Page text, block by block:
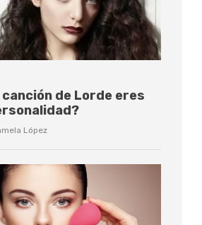
canción de Lorde eres
López